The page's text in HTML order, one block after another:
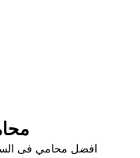
افضل محامي فى